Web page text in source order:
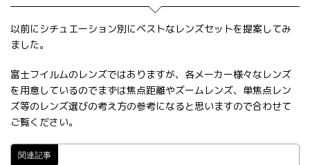
以前にシチュエーション別にベストなレンズセットを提案してみ
ました。
富士フイルムのレンズではありますが、各メーカー様々なレンズ
を用意しているのでまずは焦点距離やズームレンズ、単焦点レン
ズ等のレンズ選びの考え方の参考になると思いますので合わせて
ご覧ください。
関連記事